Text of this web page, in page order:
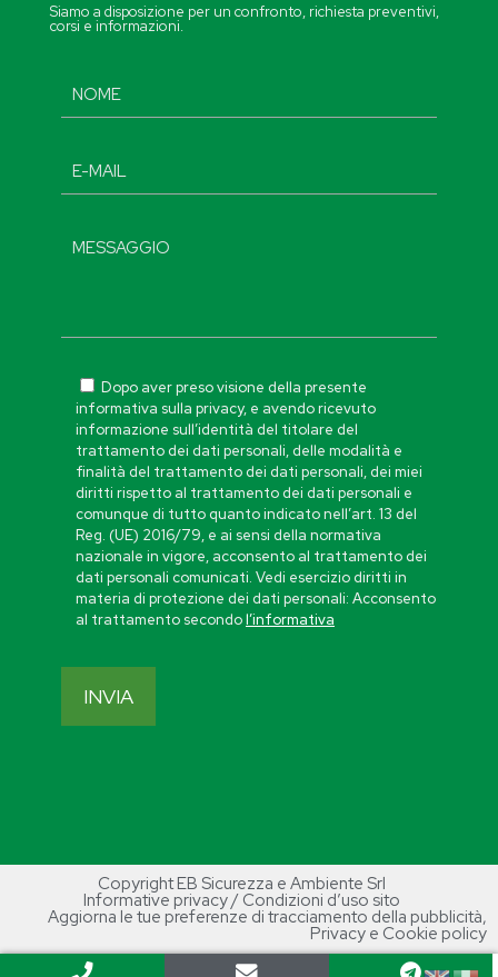
Siamo a disposizione per un confronto, richiesta preventivi,
corsi e informazioni.
Dopo aver preso visione della presente
informativa sulla privacy, e avendo ricevuto
informazione sull’identità del titolare del
trattamento dei dati personali, delle modalità e
finalità del trattamento dei dati personali, dei miei
diritti rispetto al trattamento dei dati personali e
comunque di tutto quanto indicato nell’art. 13 del
Reg. (UE) 2016/79, e ai sensi della normativa
nazionale in vigore, acconsento al trattamento dei
dati personali comunicati. Vedi esercizio diritti in
materia di protezione dei dati personali: Acconsento
al trattamento secondol’informativa
Copyright EB Sicurezza e Ambiente Srl
Informative privacy / Condizioni d’uso sito
Aggiorna le tue preferenze di tracciamento della pubblicità,
Privacy e Cookie policy